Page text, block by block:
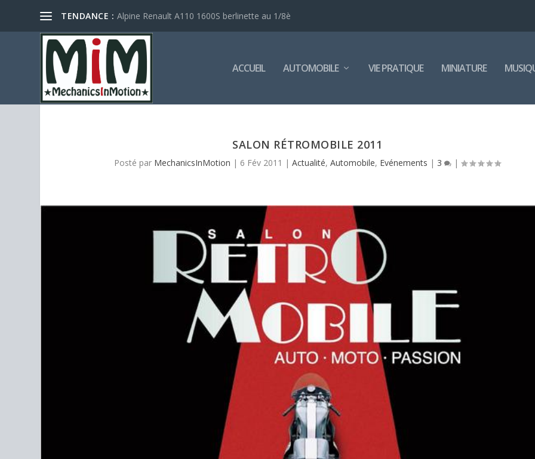
TENDANCE : Alpine Renault A110 1600S berlinette au 1/8è
ACCUEIL AUTOMOBILE VIE PRATIQUE MINIATURE
SALON RÉTROMOBILE 2011
Posté par MechanicsInMotion | 6 Fév 2011 |Actualité,Automobile, Evénements | 3 |